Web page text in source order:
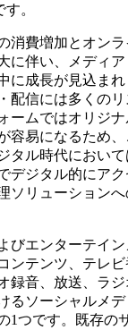
。
消費増加とオン
に伴い、メディ
に成長が見込ま
配信には多くのリ
ームではオリジ
容易になるため
タル時代におい
デジタル的にア
ソリューション
びエンターテイ
ンテンツ、テレ
録音、放送、ラ
るソーシャルメデ
1つです。既存の